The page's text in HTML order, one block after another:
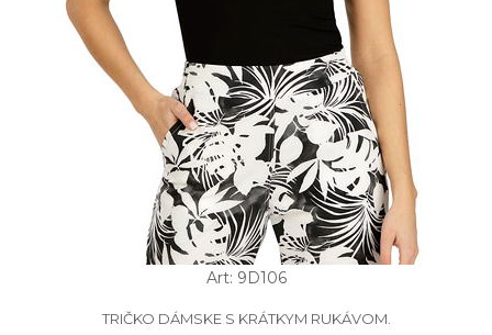
Art: 9D106
TRIČKO DÁMSKE S KRÁTKYM RUKÁVOM.